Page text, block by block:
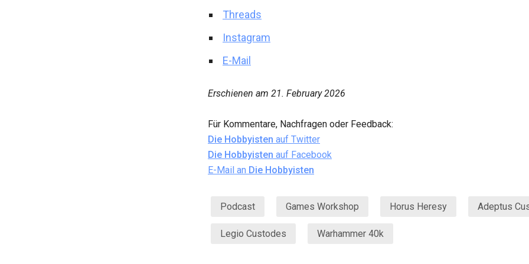
Threads
Instagram
E-Mail
Erschienen am 21. February 2026
Für Kommentare, Nachfragen oder Feedback:
Die Hobbyisten auf Twitter
Die Hobbyisten auf Facebook
E-Mail an Die Hobbyisten
Podcast Games Workshop Horus Heresy Adeptus
Legio Custodes Warhammer 40k